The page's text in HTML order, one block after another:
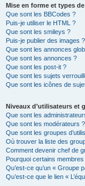
Mise en forme et types
Que sont les BBCodes ?
Puis-je utiliser le HTML ?
Que sont les smileys ?
Puis-je publier des images ?
Que sont les annonces
Que sont les annonces ?
Que sont les post-it ?
Que sont les sujets
Que sont les icônes de
Niveaux d’utilisateurs et
Que sont les
Que sont les modérateurs ?
Que sont les groupes
Où trouver la liste des
Comment devenir chef de
Pourquoi certains
Qu’est-ce qu’un « Groupe
Qu’est-ce que le lien «